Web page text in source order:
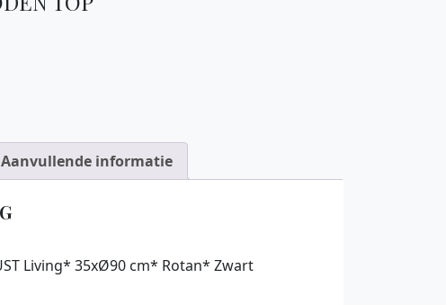
Aanvullende informatie
Living* 35xØ90 cm* Rotan* Zwart